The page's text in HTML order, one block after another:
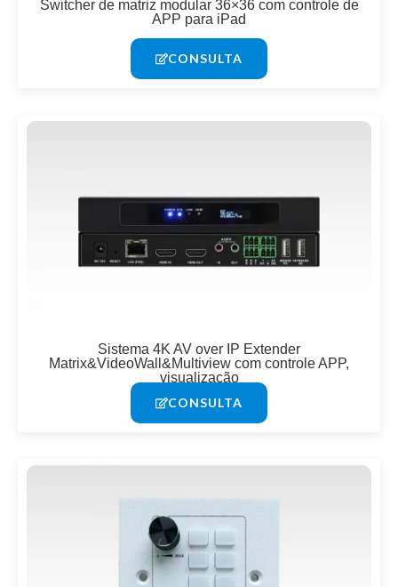
Switcher de matriz modular 36×36 com controle de
APP para iPad
CONSULTA
Sistema 4K AV over IP Extender
Matrix&VideoWall&Multiview com controle APP,
visualização
CONSULTA